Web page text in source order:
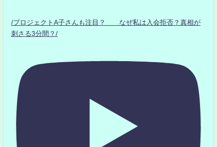
/プロジェクトA子さんも注目？ なぜ私は入会拒否？真相が
刺さる3分間？/